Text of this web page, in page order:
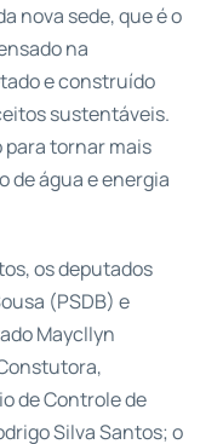
nova sede, que é o
na
e construído
sustentáveis.
para tornar mais
de água e energia
os deputados
(PSDB) e
Maycllyn
de Controle de
Silva Santos; o